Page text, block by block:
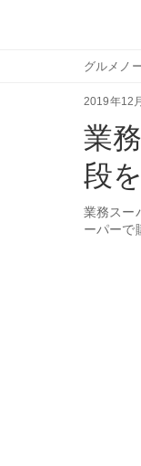
グルメノ
2019年12
業
段
業務スー
ーパーで